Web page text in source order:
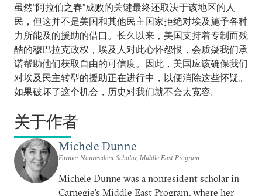
虽然“阿拉伯之春”成败的关键最终还取决于该地区的人
民，但这并不是美国和其他民主国家拒绝对埃及施予各种
力所能及的援助的借口。长久以来，美国支持着专制而残
酷的穆巴拉克政权，埃及人对此心怀怨恨，会质疑我们承
诺帮助他们获取自由的可信度。因此，美国应该确保我们
对埃及民主转型的援助正在进行中，以便消除这些怀疑。
如果破坏了这个机会，历史对我们就不会太宽容。
关于作者
Michele Dunne
Former Nonresident Scholar, Middle East Program
Michele Dunne was a nonresident scholar in
Carnegie’s Middle East Program, where her